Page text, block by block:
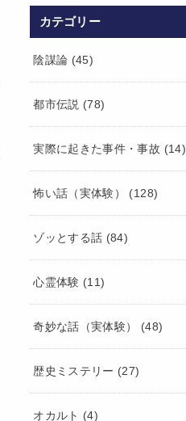
カテゴリー
陰謀論 (45)
都市伝説 (78)
実際に起きた事件・事故 (14)
怖い話（実体験） (128)
ゾッとする話 (84)
心霊体験 (11)
奇妙な話（実体験） (48)
歴史ミステリー (27)
オカルト (4)